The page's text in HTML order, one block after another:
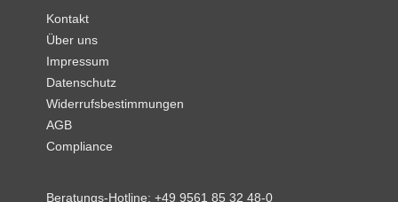
Kontakt
Über uns
Impressum
Datenschutz
Widerrufsbestimmungen
AGB
Compliance
Beratungs-Hotline:+49 9561 85 32 48-0